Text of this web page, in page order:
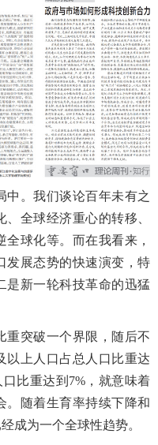
中。我们谈论百年未有之
全球经济重心的转移、
球化等。而在我看来，
发展态势的快速演变，特
是新一轮科技革命的迅猛
重突破一个界限，随后不
以上人口占总人口比重达
比重达到 7%，就意味着
。随着生育率持续下降和
成为一个全球性趋势。